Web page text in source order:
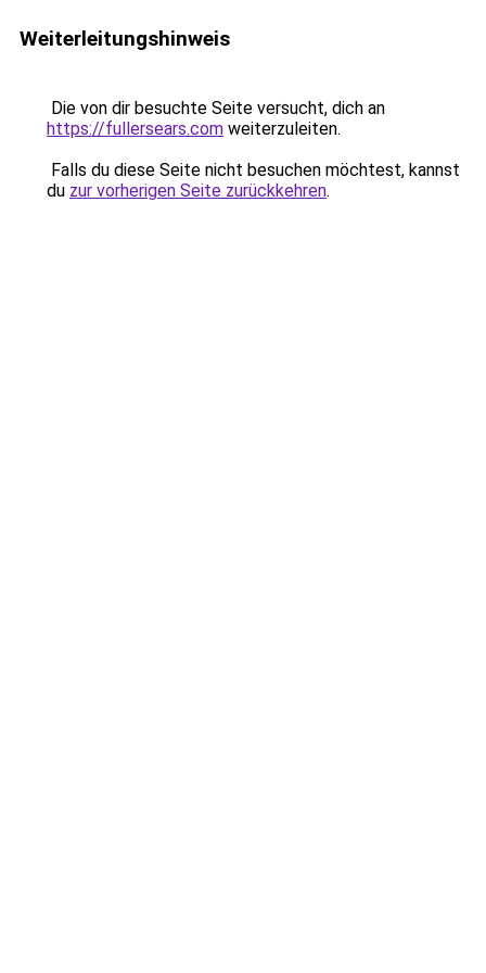
Weiterleitungshinweis
Die von dir besuchte Seite versucht, dich an
https://fullersears.com weiterzuleiten.
Falls du diese Seite nicht besuchen möchtest, kannst
du zur vorherigen Seite zurückkehren.